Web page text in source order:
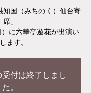
知国（みちのく）仙台寄
席」
に六華亭遊花が出演い
ます。
付は終了しまし
た。